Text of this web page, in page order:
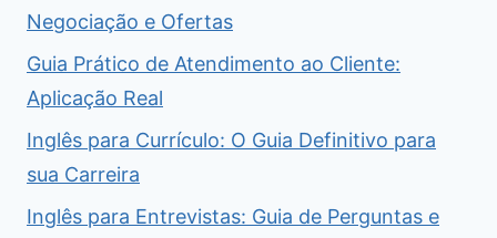
Negociação e Ofertas
Guia Prático de Atendimento ao Cliente:
Aplicação Real
Inglês para Currículo: O Guia Definitivo para
sua Carreira
Inglês para Entrevistas: Guia de Perguntas e